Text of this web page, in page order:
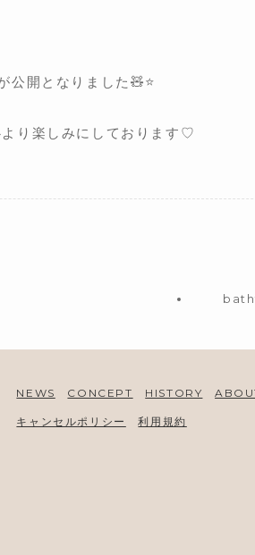
公開となりました🧸⭐️
り楽しみにしております♡
NEWS CONCEPT HISTORY
キャンセルポリシー 利用規約